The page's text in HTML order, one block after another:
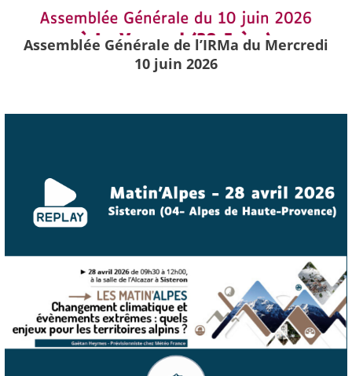
Assemblée Générale de l’IRMa du Mercredi
10 juin 2026